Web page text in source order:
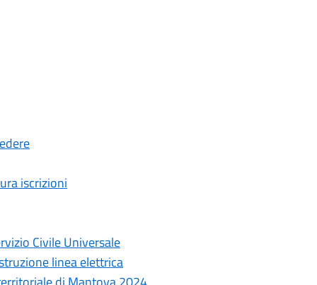
iscrizioni
Civile Universale
linea elettrica